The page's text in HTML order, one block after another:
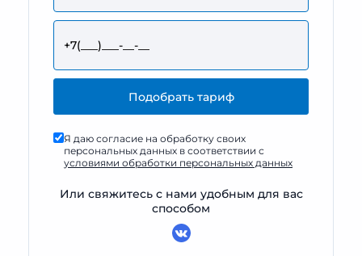
Я даю согласие на обработку своих
персональных данных в соответствии с
условиями обработки персональных данных
Или свяжитесь с нами удобным для вас
способом